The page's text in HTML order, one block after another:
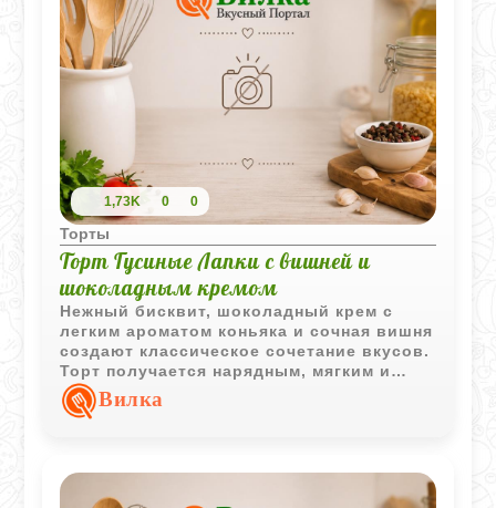
1,73K 0 0
Торты
Торт Гусиные Лапки с вишней и
шоколадным кремом
Нежный бисквит, шоколадный крем с
легким ароматом коньяка и сочная вишня
создают классическое сочетание вкусов.
Торт получается нарядным, мягким и
очень домашним.
Вилка